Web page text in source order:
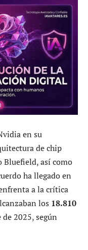
en su
de chip
Bluefield, así como
ha llegado en
a la crítica
los 18.810
2025, según